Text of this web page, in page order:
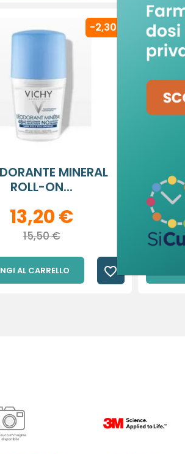
MINERAL
ROLL-ON...
13,20 €
15,50 €
-2,30 €
AL CARRELLO favorite_border